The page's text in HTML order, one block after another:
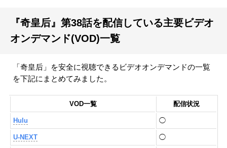
『奇皇后』第38話を配信している主要ビデオ
オンデマンド(VOD)一覧
「奇皇后」を安全に視聴できるビデオオンデマンドの一覧
を下記にまとめてみました。
VOD一覧 配信状況
Hulu ◯
U-NEXT ◯